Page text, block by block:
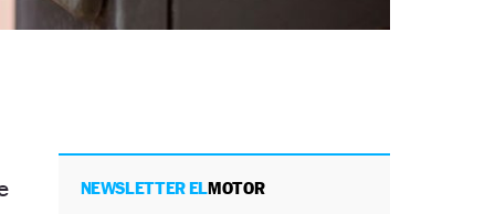
NEWSLETTER ELMOTOR